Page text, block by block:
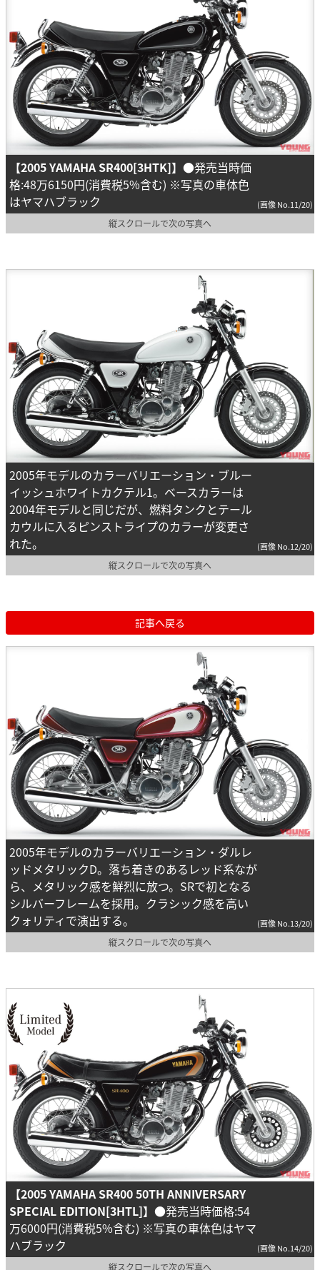
【2005 YAMAHA SR400[3HTK]】 ●発売当時価
格:48万6150円(消費税5%含む) ※写真の車体色
はヤマハブラック
(画像 No.11/20)
縦スクロールで次の写真へ
2005年モデルのカラーバリエーション・ブルー
イッシュホワイトカクテル1。ベースカラーは
2004年モデルと同じだが、燃料タンクとテール
カウルに入るピンストライプのカラーが変更さ
れた。
(画像 No.12/20)
縦スクロールで次の写真へ
記事へ戻る
2005年モデルのカラーバリエーション・ダルレ
ッドメタリックD。落ち着きのあるレッド系なが
ら、メタリック感を鮮烈に放つ。SRで初となる
シルバーフレームを採用。クラシック感を高い
クォリティで演出する。
(画像 No.13/20)
縦スクロールで次の写真へ
【2005 YAMAHA SR400 50TH ANNIVERSARY
SPECIAL EDITION[3HTL]】 ●発売当時価格:54
万6000円(消費税5%含む) ※写真の車体色はヤマ
ハブラック
(画像 No.14/20)
縦スクロールで次の写真へ